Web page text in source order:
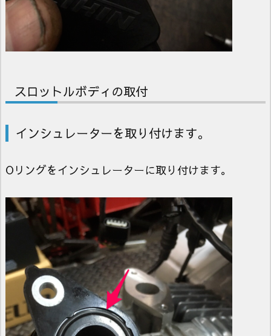
スロットルボディの取付
インシュレーターを取り付けます。
Oリングをインシュレーターに取り付けます。